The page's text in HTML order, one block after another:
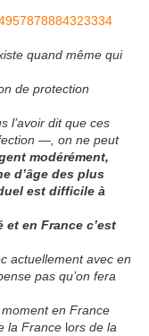
quand même qui
de protection
l’avoir dit que ces
—, on ne peut
modérément,
d’âge des plus
est difficile à
et en France c’est
actuellement avec en
pas qu’on fera
en France
la France lors de la